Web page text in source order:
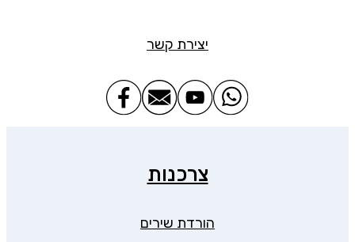
יצירת קשר
צרכנות
הורדת שירים